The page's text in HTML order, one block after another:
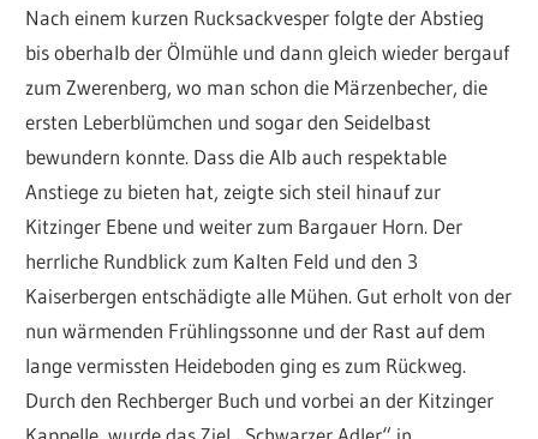
Nach einem kurzen Rucksackvesper folgte der Abstieg
bis oberhalb der Ölmühle und dann gleich wieder bergauf
zum Zwerenberg, wo man schon die Märzenbecher, die
ersten Leberblümchen und sogar den Seidelbast
bewundern konnte. Dass die Alb auch respektable
Anstiege zu bieten hat, zeigte sich steil hinauf zur
Kitzinger Ebene und weiter zum Bargauer Horn. Der
herrliche Rundblick zum Kalten Feld und den 3
Kaiserbergen entschädigte alle Mühen. Gut erholt von der
nun wärmenden Frühlingssonne und der Rast auf dem
lange vermissten Heideboden ging es zum Rückweg.
Durch den Rechberger Buch und vorbei an der Kitzinger